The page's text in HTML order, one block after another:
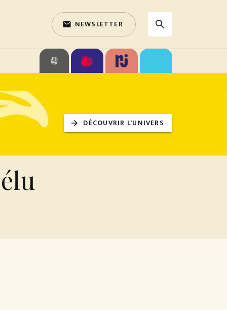
email NEWSLETTER search
fingerprint
search
arrow_forward DÉCOUVRIR L'UNIVERS